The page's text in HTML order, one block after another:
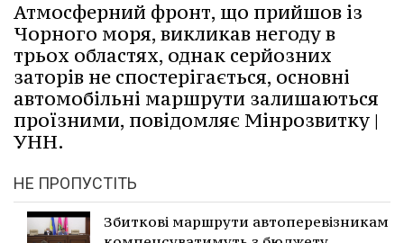
Атмосферний фронт, що прийшов із
Чорного моря, викликав негоду в
трьох областях, однак серйозних
заторів не спостерігається, основні
автомобільні маршрути залишаються
проїзними, повідомляє Мінрозвитку |
УНН.
НЕ ПРОПУСТІТЬ
Збиткові маршрути автоперевізникам